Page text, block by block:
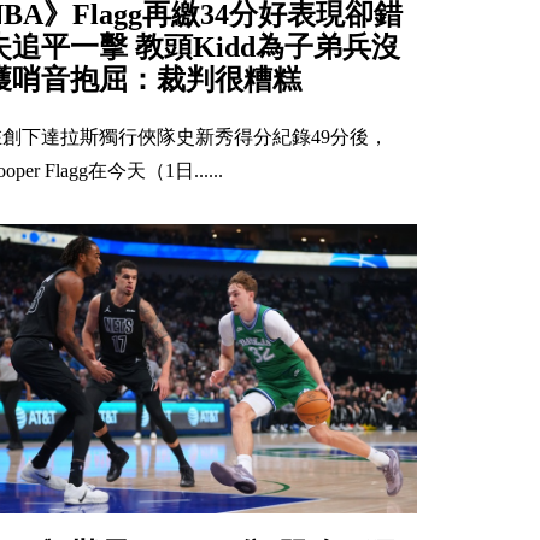
》Flagg再繳34分好表現卻錯
追平一擊 教頭Kidd為子弟兵沒
哨音抱屈：裁判很糟糕
下達拉斯獨行俠隊史新秀得分紀錄49分後，
Flagg在今天（1日......